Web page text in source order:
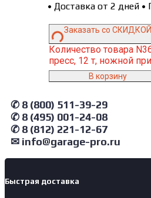
• Доставка от 2 дней •
Заказать со СКИДКОЙ
Количество товара
пресс, 12 т, ножной
В корзину
✆ 8 (800) 511-39-29
✆ 8 (495) 001-24-08
✆ 8 (812) 221-12-67
✉ info@garage-pro.ru
Быстрая доставка